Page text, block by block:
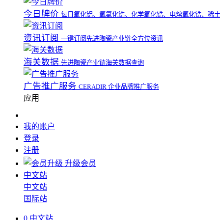
今日牌价 每日氧化铝、氧氯化锆、化学氧化锆、电熔氧化锆、稀
资讯订阅 一键订阅先进陶瓷产业链全方位资讯
海关数据 先进陶瓷产业链海关数据查询
广告推广服务 CERADIR 企业品牌推广服务
应用
我的账户
登录
注册
升级会员
中文站
中文站
国际站